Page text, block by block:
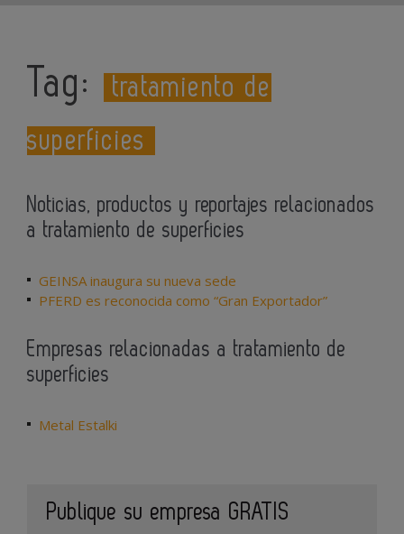
Tag:
tratamiento de
superficies
Noticias, productos y reportajes relacionados
a tratamiento de superficies
GEINSA inaugura su nueva sede
PFERD es reconocida como “Gran Exportador”
Empresas relacionadas a tratamiento de
superficies
Metal Estalki
Publique su empresa GRATIS